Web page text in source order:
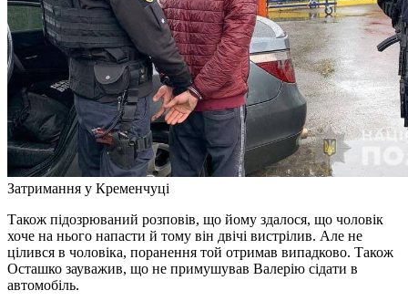
Затримання у Кременчуці
Також підозрюваний розповів, що йому здалося, що чоловік
хоче на нього напасти й тому він двічі вистрілив. Але не
цілився в чоловіка, поранення той отримав випадково. Також
Осташко зауважив, що не примушував Валерію сідати в
автомобіль.